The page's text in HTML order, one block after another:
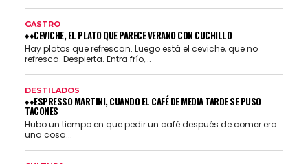
GASTRO
♦♦CEVICHE, EL PLATO QUE PARECE VERANO CON CUCHILLO
Hay platos que refrescan. Luego está el ceviche, que no
refresca. Despierta. Entra frío,...
DESTILADOS
♦♦ESPRESSO MARTINI, CUANDO EL CAFÉ DE MEDIA TARDE SE PUSO
TACONES
Hubo un tiempo en que pedir un café después de comer era
una cosa...